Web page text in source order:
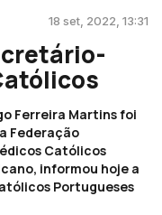
18 set, 2022, 13:31
Ferreira Martins foi
Federação
Católicos
informou hoje a
Portugueses